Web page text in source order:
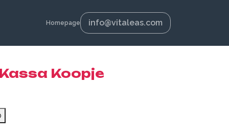
Homepage info@vitaleas.com
Koopje